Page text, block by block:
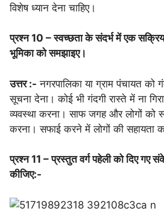
विशेष ध्यान देना चाहिए।
प्रश्न 10 – स्वच्छता के संदर्भ में एक
भूमिका को समझाइए।
उत्तर :- नगरपालिका या ग्राम पंचायत को
सूचना देना। कोई भी गंदगी रास्ते में ना
व्यवस्था करना। साफ जगह और लोगों को
करना। सफाई करने में लोगों की सहायता
प्रश्न 11 – प्रस्तुत वर्ग पहेली को दिए गए
कीजिए:-